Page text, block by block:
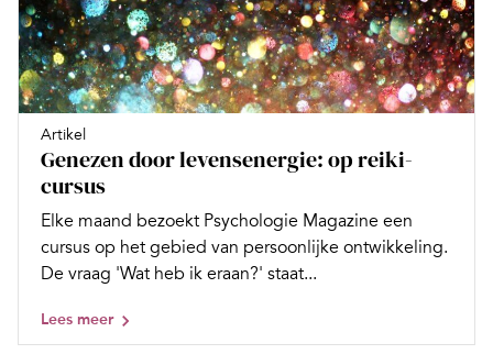
Artikel
Genezen door levensenergie: op reiki-
cursus
Elke maand bezoekt Psychologie Magazine een
cursus op het gebied van persoonlijke ontwikkeling.
De vraag 'Wat heb ik eraan?' staat...
Lees meer